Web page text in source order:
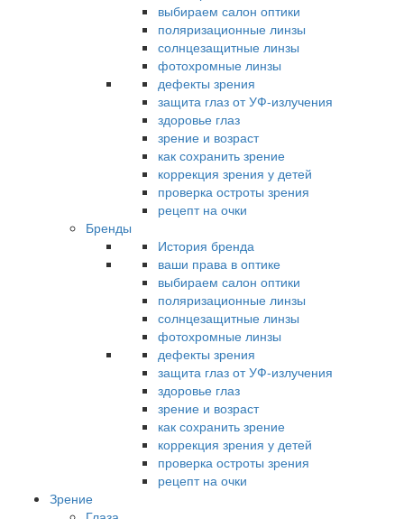
выбираем салон оптики
поляризационные линзы
солнцезащитные линзы
фотохромные линзы
дефекты зрения
защита глаз от УФ-излучения
здоровье глаз
зрение и возраст
как сохранить зрение
коррекция зрения у детей
проверка остроты зрения
рецепт на очки
Бренды
История бренда
ваши права в оптике
выбираем салон оптики
поляризационные линзы
солнцезащитные линзы
фотохромные линзы
дефекты зрения
защита глаз от УФ-излучения
здоровье глаз
зрение и возраст
как сохранить зрение
коррекция зрения у детей
проверка остроты зрения
рецепт на очки
Зрение